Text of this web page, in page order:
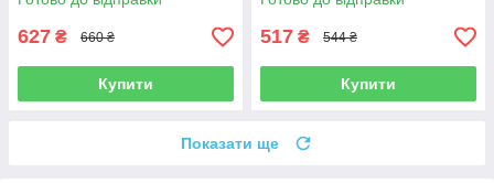
627 ₴ 660 ₴
Купити
517 ₴ 544 ₴
Купити
Показати ще